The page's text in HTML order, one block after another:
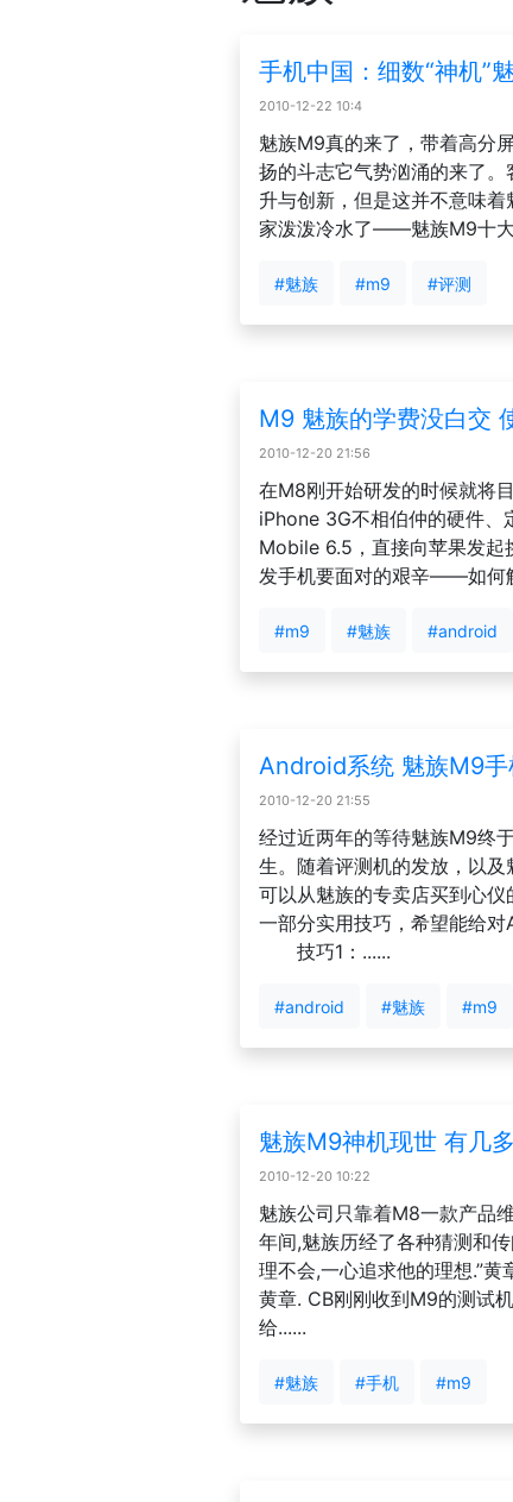
手机中国：细数“神机”
2010-12-22 10:4
魅族M9真的来了，带着高分
扬的斗志它气势汹涌的来了
升与创新，但是这并不意味
家泼泼冷水了——魅族M9十大
#魅族 #m9 #评测
M9 魅族的学费没白交
2010-12-20 21:56
在M8刚开始研发的时候就将
iPhone 3G不相伯仲的硬件
Mobile 6.5，直接向苹果发
发手机要面对的艰辛——如何
#m9 #魅族 #android
Android系统 魅族M9手
2010-12-20 21:55
经过近两年的等待魅族M9终
生。随着评测机的发放，以
可以从魅族的专卖店买到心
一部分实用技巧，希望能给
技巧1：......
#android #魅族 #m9
魅族M9神机现世 有几
2010-12-20 10:22
魅族公司只靠着M8一款产品
年间,魅族历经了各种猜测和
理不会,一心追求他的理想.”
黄章. CB刚刚收到M9的测试
给......
#魅族 #手机 #m9